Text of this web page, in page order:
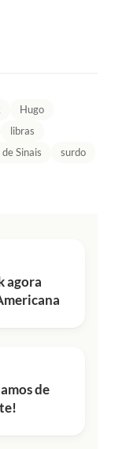
Hugo
libras
Sinais surdo
agora
de